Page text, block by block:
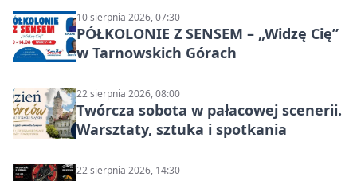
10 sierpnia 2026, 07:30
PÓŁKOLONIE Z SENSEM – „Widzę Cię”
w Tarnowskich Górach
22 sierpnia 2026, 08:00
Twórcza sobota w pałacowej scenerii.
Warsztaty, sztuka i spotkania
22 sierpnia 2026, 14:30